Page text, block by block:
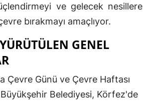
ve gelecek nesillere
bırakmayı amaçlıyor.
GENEL
Çevre Günü ve Çevre Haftası
Belediyesi, Körfez'de